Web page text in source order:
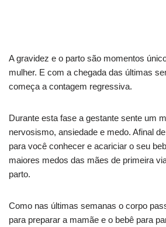
A gravidez e o parto são momentos
mulher. E com a chegada das últimas
começa a contagem regressiva.
Durante esta fase a gestante sente um
nervosismo, ansiedade e medo. Afinal
para você conhecer e acariciar o seu
maiores medos das mães de primeira
parto.
Como nas últimas semanas o corpo
para preparar a mamãe e o bebê para